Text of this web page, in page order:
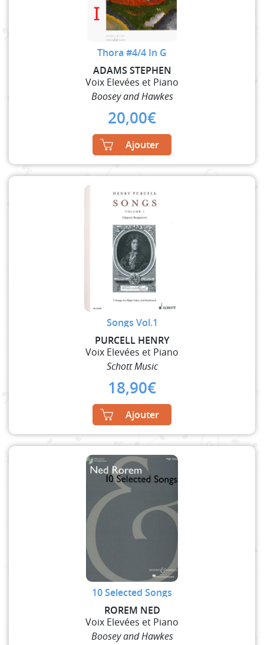
Thora #4/4 In G
ADAMS STEPHEN
Voix Elevées et Piano
Boosey and Hawkes
20,00€
Ajouter
Songs Vol.1
PURCELL HENRY
Voix Elevées et Piano
Schott Music
18,90€
Ajouter
10 Selected Songs
ROREM NED
Voix Elevées et Piano
Boosey and Hawkes